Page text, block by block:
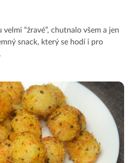
“žravé”, chutnalo všem a jen
snack, který se hodí i pro